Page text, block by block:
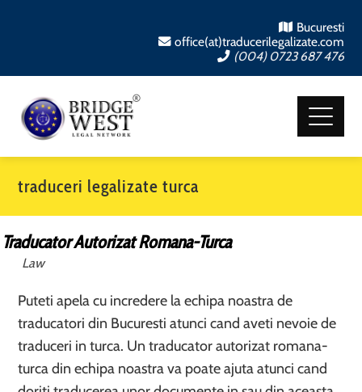
Bucuresti
office(at)traducerilegalizate.com
(004) 0723 687 476
traduceri legalizate turca
Traducator Autorizat Romana-Turca
Law
Puteti apela cu incredere la echipa noastra de
traducatori din Bucuresti atunci cand aveti nevoie de
traduceri in turca. Un traducator autorizat romana-
turca din echipa noastra va poate ajuta atunci cand